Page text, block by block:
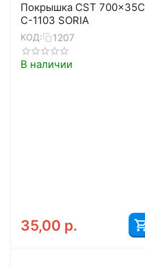
Покрышка CST 700x35C
C-1103 SORIA
КОД: 1207
В наличии
35,00 р.